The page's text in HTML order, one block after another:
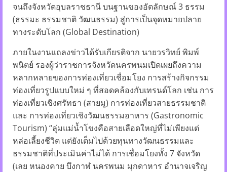
จนถึงจังหวัดอุบลราชธานี บนฐานของอัตลักษณ์ 3 ธรรม
(ธรรมะ ธรรมชาติ วัฒนธรรม) สู่การเป็นจุดหมายปลาย
ทางระดับโลก (Global Destination)
ภายในงานแถลงข่าวได้รับเกียรติจาก นายวรวิทย์ พิมพ์
พนิตย์ รองผู้ว่าราชการจังหวัดนครพนมเปิดเผยถึงความ
หลากหลายของการท่องเที่ยวเชื่อมโยง การสร้างกิจกรรม
ท่องเที่ยวรูปแบบใหม่ ๆ ที่สอดคล้องกับเทรนด์โลก เช่น การ
ท่องเที่ยวเชิงศรัทธา (สายมู) การท่องเที่ยวสายธรรมชาติ
และ การท่องเที่ยวเชิงวัฒนธรรมอาหาร (Gastronomic
Tourism) “ลุ่มแม่น้ำโขงคือสายเลือดใหญ่ที่ไม่เพียงแต่
หล่อเลี้ยงชีวิต แต่ยังเต็มไปด้วยทุนทางวัฒนธรรมและ
ธรรมชาติที่ประเมินค่าไม่ได้ การเชื่อมโยงทั้ง 7 จังหวัด
(เลย หนองคาย บึงกาฬ นครพนม มุกดาหาร อำนาจเจริญ